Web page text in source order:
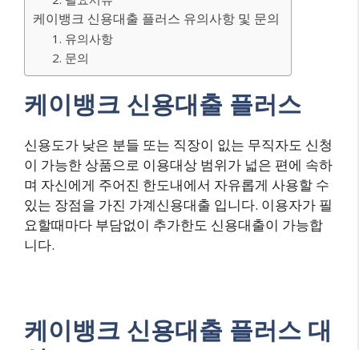
케이뱅크 신용대출 플러스 유의사항 및 문의
1. 유의사항
2. 문의
케이뱅크 신용대출 플러스
신용도가 낮은 분들 또는 직장이 잆는 무직자도 신청
이 가능한 상품으로 이용대상 범위가 넓은 편에 속하
며 자신에게 주어진 한도내에서 자유롭게 사용할 수
있는 장점을 가진 가계신용대출 입니다. 이용자가 필
요할때마다 부담없이 추가한도 신용대출이 가능합
니다.
케이뱅크 신용대출 플러스 대